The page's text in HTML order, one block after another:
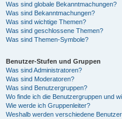
Was sind globale Bekanntmachungen?
Was sind Bekanntmachungen?
Was sind wichtige Themen?
Was sind geschlossene Themen?
Was sind Themen-Symbole?
Benutzer-Stufen und Gruppen
Was sind Administratoren?
Was sind Moderatoren?
Was sind Benutzergruppen?
Wo finde ich die Benutzergruppen und
Wie werde ich Gruppenleiter?
Weshalb werden verschiedene